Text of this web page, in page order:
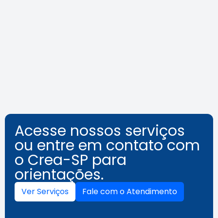
Acesse nossos serviços
ou entre em contato com
o Crea-SP para
orientações.
Ver Serviços Fale com o Atendimento